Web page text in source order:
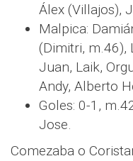
Álex (Villajos),
Malpica:
(Dimitri, m.46),
Juan, Laik,
Andy, Alberto
Goles: 0-1,
Jose.
Comezaba o